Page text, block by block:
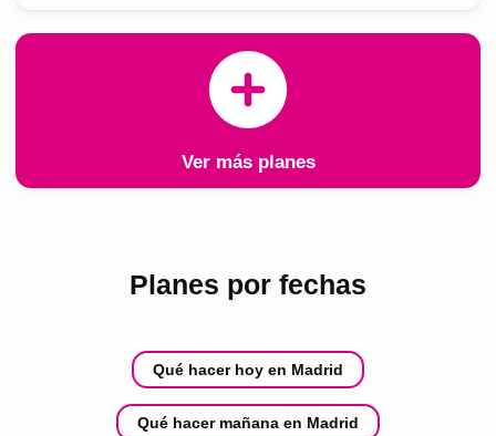
Ver más planes
Planes por fechas
Qué hacer hoy en Madrid
Qué hacer mañana en Madrid